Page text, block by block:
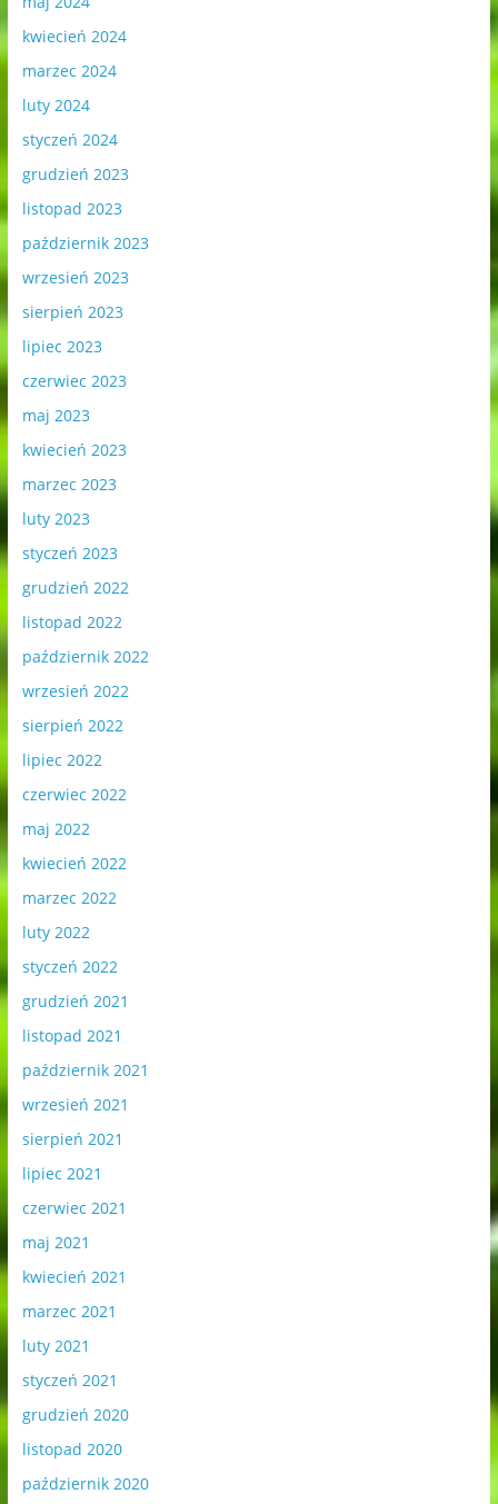
kwiecień 2024
marzec 2024
luty 2024
styczeń 2024
grudzień 2023
listopad 2023
październik 2023
wrzesień 2023
sierpień 2023
lipiec 2023
czerwiec 2023
maj 2023
kwiecień 2023
marzec 2023
luty 2023
styczeń 2023
grudzień 2022
listopad 2022
październik 2022
wrzesień 2022
sierpień 2022
lipiec 2022
czerwiec 2022
maj 2022
kwiecień 2022
marzec 2022
luty 2022
styczeń 2022
grudzień 2021
listopad 2021
październik 2021
wrzesień 2021
sierpień 2021
lipiec 2021
czerwiec 2021
maj 2021
kwiecień 2021
marzec 2021
luty 2021
styczeń 2021
grudzień 2020
listopad 2020
październik 2020